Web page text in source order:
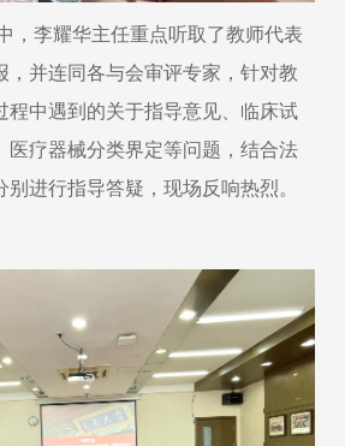
， 李耀华主任重点听取了教师代表
，并连同各与会审评专家，针对教
程中遇到的关于指导意见、临床试
医疗器械分类界定等问题，结合法
进行指导答疑，现场反响热烈。